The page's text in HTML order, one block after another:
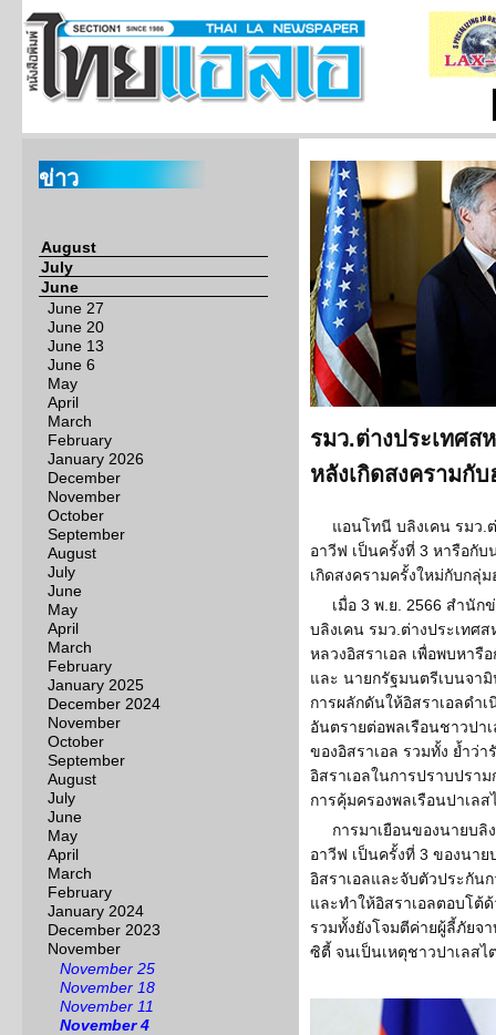
ข่าว
August
July
June
June 27
June 20
June 13
June 6
May
April
March
February
January 2026
December
November
October
September
August
July
June
May
April
March
February
January 2025
December 2024
November
October
September
August
July
June
May
April
March
February
January 2024
December 2023
November
November 25
November 18
November 11
November 4
รมว.ต่างประเทศส
หลังเกิดสงครามกับ
แอนโทนี บลิงเคน รมว.
อาวีฟ เป็นครั้งที่ 3 หารือกับ
เกิดสงครามครั้งใหม่กับกลุ่
เมื่อ 3 พ.ย. 2566 สำนัก
บลิงเคน รมว.ต่างประเทศส
หลวงอิสราเอล เพื่อพบหารื
และ นายกรัฐมนตรีเบนจามิ
การผลักดันให้อิสราเอลดำ
อันตรายต่อพลเรือนชาวปา
ของอิสราเอล รวมทั้ง ย้ำว่
อิสราเอลในการปราบปรา
การคุ้มครองพลเรือนปาเล
การมาเยือนของนายบลิ
อาวีฟ เป็นครั้งที่ 3 ของนา
อิสราเอลและจับตัวประกัน
และทำให้อิสราเอลตอบโต้
รวมทั้งยังโจมตีค่ายผู้ลี้ภัยจ
ซิตี้ จนเป็นเหตุชาวปาเลส